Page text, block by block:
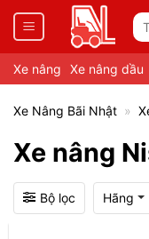
Xe nâng
Xe nâng dầu
Xe Nâng Bãi Nhật »
Xe nâng
Bộ lọc Hãng